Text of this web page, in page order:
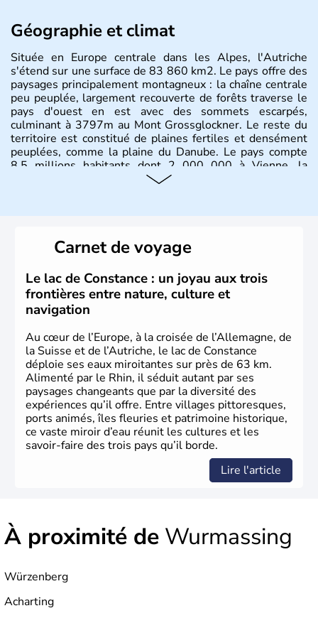
Géographie et climat
Située en Europe centrale dans les Alpes, l'Autriche
s'étend sur une surface de 83 860 km2. Le pays offre des
paysages principalement montagneux : la chaîne centrale
peu peuplée, largement recouverte de forêts traverse le
pays d'ouest en est avec des sommets escarpés,
culminant à 3797m au Mont Grossglockner. Le reste du
territoire est constitué de plaines fertiles et densément
peuplées, comme la plaine du Danube. Le pays compte
8.5 millions habitants dont 2 000 000 à Vienne, la
compte aujourd'hui plus de 8 millions d'habitants.
L'Autriche a donné naissance à de nombreux artistes :
Mozart, Schubert, le psychanalyste Freud, Romy
Schneider, Arnold Schwarzenegger, Anton Bruckner,
Gustav Mahler font partie des Autrichiens les plus
marquants de ces dernières décennies.
Carnet de voyage
Le lac de Constance : un joyau aux trois
frontières entre nature, culture et
navigation
Au cœur de l’Europe, à la croisée de l’Allemagne, de
la Suisse et de l’Autriche, le lac de Constance
déploie ses eaux miroitantes sur près de 63 km.
Alimenté par le Rhin, il séduit autant par ses
paysages changeants que par la diversité des
expériences qu’il offre. Entre villages pittoresques,
ports animés, îles fleuries et patrimoine historique,
ce vaste miroir d’eau réunit les cultures et les
savoir-faire des trois pays qu’il borde.
Lire l'article
À proximité de Wurmassing
Würzenberg
Acharting